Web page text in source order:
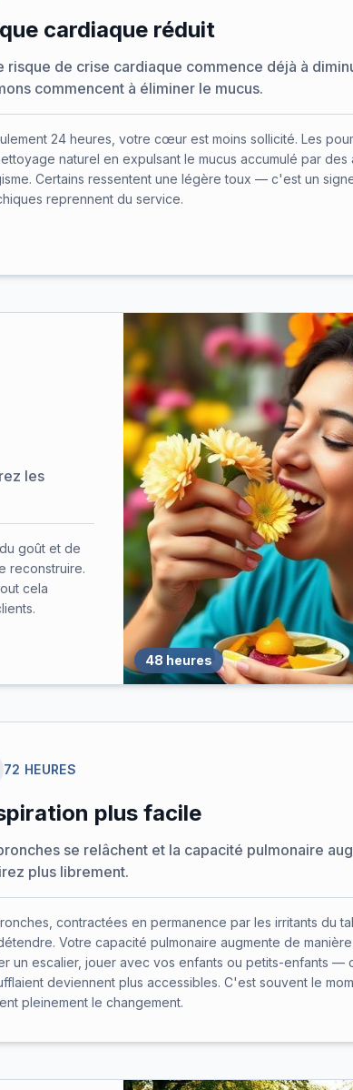
cardiaque réduit
risque de crise cardiaque commence déjà à
commencent à éliminer le mucus.
24 heures, votre cœur est moins sollicité. Les
naturel en expulsant le mucus accumulé par des
Certains ressentent une légère toux — c'est un
reprennent du service.
48 heures
les
goût et de
reconstruire.
cela
72 HEURES
plus facile
se relâchent et la capacité pulmonaire
plus librement.
contractées en permanence par les irritants du
Votre capacité pulmonaire augmente de
un escalier, jouer avec vos enfants ou petits-enfants —
deviennent plus accessibles. C'est souvent le
pleinement le changement.